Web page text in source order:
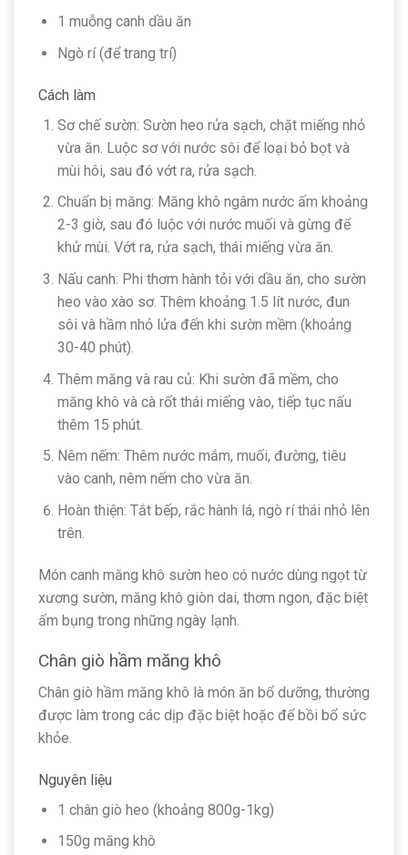
1 muỗng canh dầu ăn
Ngò rí (để trang trí)
Cách làm
Sơ chế sườn: Sườn heo rửa sạch, chặt miếng nhỏ
vừa ăn. Luộc sơ với nước sôi để loại bỏ bọt và
mùi hôi, sau đó vớt ra, rửa sạch.
Chuẩn bị măng: Măng khô ngâm nước ấm khoảng
2-3 giờ, sau đó luộc với nước muối và gừng để
khử mùi. Vớt ra, rửa sạch, thái miếng vừa ăn.
Nấu canh: Phi thơm hành tỏi với dầu ăn, cho sườn
heo vào xào sơ. Thêm khoảng 1.5 lít nước, đun
sôi và hầm nhỏ lửa đến khi sườn mềm (khoảng
30-40 phút).
Thêm măng và rau củ: Khi sườn đã mềm, cho
măng khô và cà rốt thái miếng vào, tiếp tục nấu
thêm 15 phút.
Nêm nếm: Thêm nước mắm, muối, đường, tiêu
vào canh, nêm nếm cho vừa ăn.
Hoàn thiện: Tắt bếp, rắc hành lá, ngò rí thái nhỏ lên
trên.
Món canh măng khô sườn heo có nước dùng ngọt từ
xương sườn, măng khô giòn dai, thơm ngon, đặc biệt
ấm bụng trong những ngày lạnh.
Chân giò hầm măng khô
Chân giò hầm măng khô là món ăn bổ dưỡng, thường
được làm trong các dịp đặc biệt hoặc để bồi bổ sức
khỏe.
Nguyên liệu
1 chân giò heo (khoảng 800g-1kg)
150g măng khô